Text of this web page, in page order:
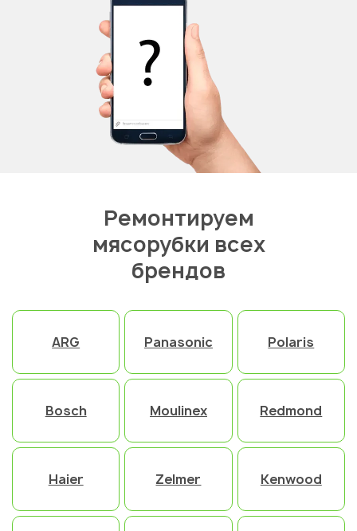
Ремонтируем
мясорубки всех
брендов
ARG Panasonic Polaris
Bosch Moulinex Redmond
Haier Zelmer Kenwood